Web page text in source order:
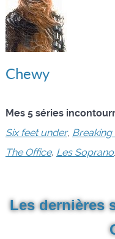
Chewy
Mes 5 séries
Six feet under, Breaking
The Office, Les Soprano.
Les dernières